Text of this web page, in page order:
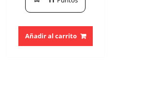
Añadir al carrito